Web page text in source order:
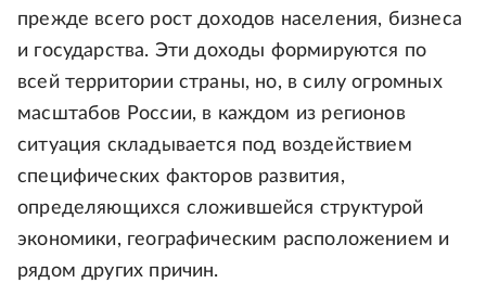
прежде всего рост доходов населения, бизнеса
и государства. Эти доходы формируются по
всей территории страны, но, в силу огромных
масштабов России, в каждом из регионов
ситуация складывается под воздействием
специфических факторов развития,
определяющихся сложившейся структурой
экономики, географическим расположением и
рядом других причин.